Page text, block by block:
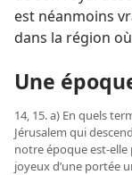
est néanmoins
dans la région
Une
14, 15. a) En quels
Jérusalem qui
notre époque est-​elle
joyeux d’une portée